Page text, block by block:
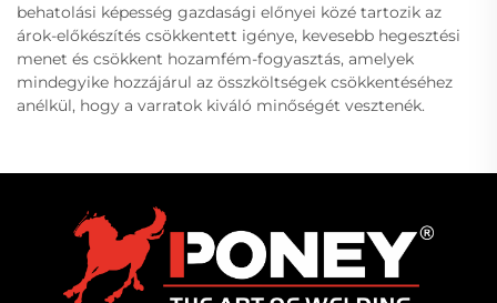
behatolási képesség gazdasági előnyei közé tartozik az
árok-előkészítés csökkentett igénye, kevesebb hegesztési
menet és csökkent hozamfém-fogyasztás, amelyek
mindegyike hozzájárul az összköltségek csökkentéséhez
anélkül, hogy a varratok kiváló minőségét vesztenék.